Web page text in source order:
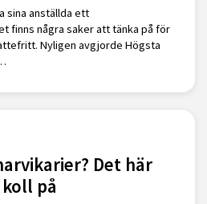
sina anställda ett
finns några saker att tänka på för
Nyligen avgjorde Högsta
Det här
på